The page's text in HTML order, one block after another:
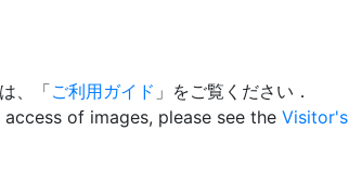
、「ご利用ガイド 」をご覧ください．
of images, please see the Visitor's